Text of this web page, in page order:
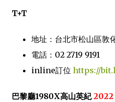
T+T
地址：台北市松山區敦
電話：02 2719 9191
inline訂位 https://
巴黎廳1980X高山英紀2022